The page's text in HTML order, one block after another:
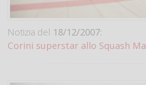
Notizia del 18/12/2007:
Corini superstar allo Squash